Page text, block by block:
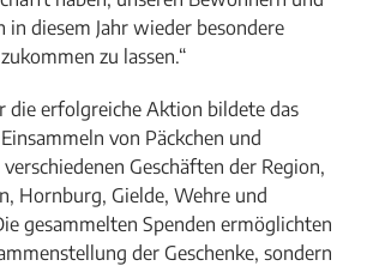
in diesem Jahr wieder besondere
zu lassen.“
die erfolgreiche Aktion bildete das
von Päckchen und
Geschäften der Region,
Hornburg, Gielde, Wehre und
gesammelten Spenden ermöglichten
der Geschenke, sondern